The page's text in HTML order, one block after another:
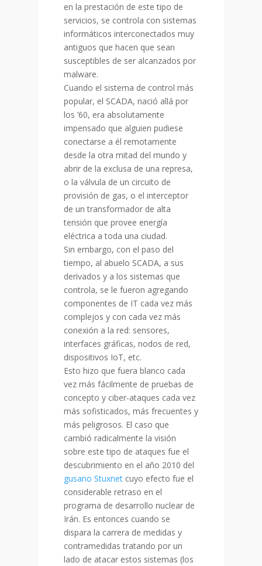
en la prestación de este tipo de
servicios, se controla con sistemas
informáticos interconectados muy
antiguos que hacen que sean
susceptibles de ser alcanzados por
malware.
Cuando el sistema de control más
popular, el SCADA, nació allá por
los ’60, era absolutamente
impensado que alguien pudiese
conectarse a él remotamente
desde la otra mitad del mundo y
abrir de la exclusa de una represa,
o la válvula de un circuito de
provisión de gas, o el interceptor
de un transformador de alta
tensión que provee energía
eléctrica a toda una ciudad.
Sin embargo, con el paso del
tiempo, al abuelo SCADA, a sus
derivados y a los sistemas que
controla, se le fueron agregando
componentes de IT cada vez más
complejos y con cada vez más
conexión a la red: sensores,
interfaces gráficas, nodos de red,
dispositivos IoT, etc.
Esto hizo que fuera blanco cada
vez más fácilmente de pruebas de
concepto y ciber-ataques cada vez
más sofisticados, más frecuentes y
más peligrosos. El caso que
cambió radicalmente la visión
sobre este tipo de ataques fue el
descubrimiento en el año 2010 del
gusano Stuxnetcuyo efecto fue el
considerable retraso en el
programa de desarrollo nuclear de
Irán. Es entonces cuando se
dispara la carrera de medidas y
contramedidas tratando por un
lado de atacar estos sistemas (los